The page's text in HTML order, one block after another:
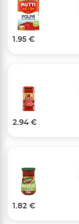
1.95 €
2.94 €
1.82 €